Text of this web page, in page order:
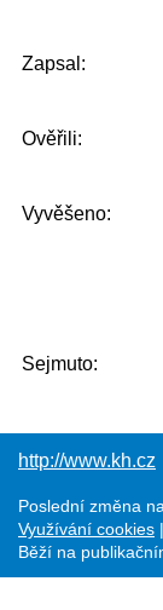
Zapsal:
Ověřili:
Vyvěšeno:
Sejmuto:
http://www.kh.cz
Poslední změna
Využívání cookies
Běží na